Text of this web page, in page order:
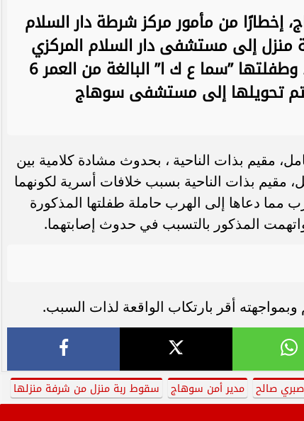
إخطارًا من مأمور مركز شرطة دار السلام
ح ع ح”، 23 عامًا - ربة منزل إلى مستشفى دار السلام المركزي
مصابة “جروح وكدمات بالوجه واليدين“ ، وطفلتها ”سما ع ك ا” البالغة من العمر 6
تحويلها إلى مستشفى سوهاج
وزوجها “علاء ك ا”، 25 عامًا - عامل، مقيم بذات الناحية ، بحدوث مشادة كلامية بين
“شريف”، 31 عامًا - عامل، مقيم بذات الناحية بسبب خلافات أسرية لكونهما
مما دعاها إلى الهرب حاملة طفلتها المذكورة
المذكور بالتسبب في حدوث إصابتهما.
أقر بارتكاب الواقعة لذات السبب.
صبري صالح مدير أمن سوهاج سقوط ربة منزل من شرفة منزلها